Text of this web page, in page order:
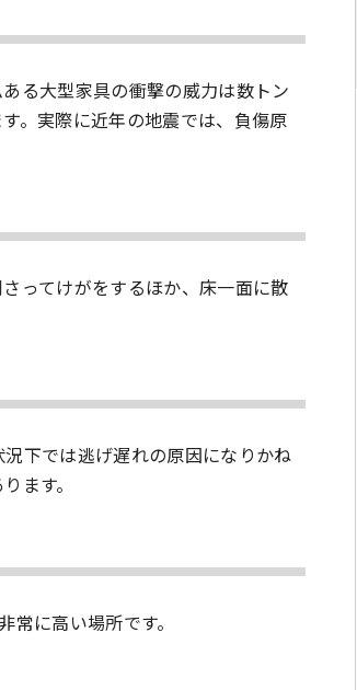
る大型家具の衝撃の威力は数トン
。実際に近年の地震では、負傷原
ってけがをするほか、床一面に散
下では逃げ遅れの原因になりかね
ます。
に高い場所です。